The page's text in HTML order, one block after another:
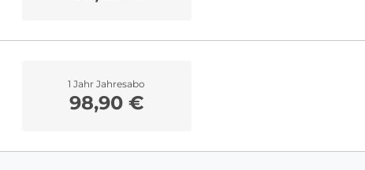
1 Jahr Jahresabo
98,90 €